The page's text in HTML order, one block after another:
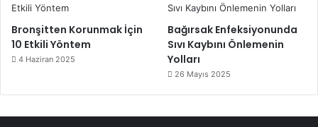
Bronşitten Korunmak İçin
10 Etkili Yöntem
4 Haziran 2025
Bağırsak Enfeksiyonunda
Sıvı Kaybını Önlemenin
Yolları
26 Mayıs 2025